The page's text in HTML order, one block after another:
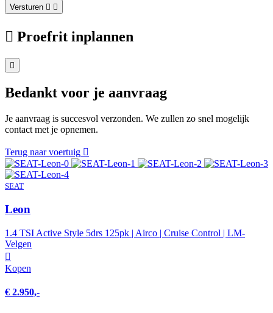
Versturen
Proefrit inplannen
Bedankt voor je aanvraag
Je aanvraag is succesvol verzonden. We zullen zo snel mogelijk
contact met je opnemen.
Terug naar voertuig
SEAT
Leon
1.4 TSI Active Style 5drs 125pk | Airco | Cruise Control | LM-
Velgen
Kopen
€ 2.950,-